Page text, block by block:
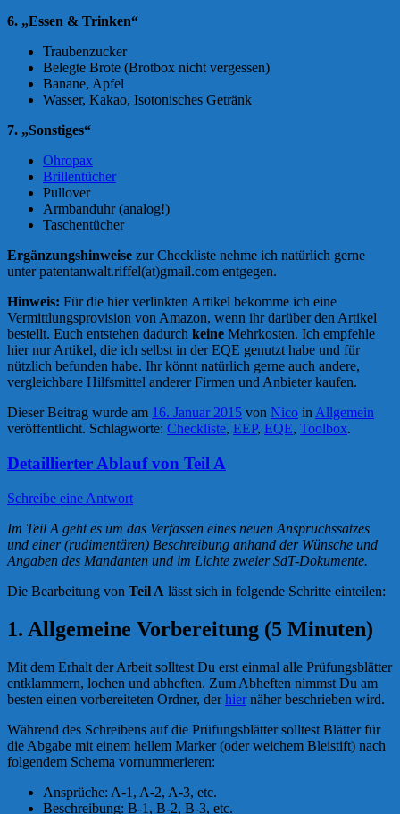
6. „Essen & Trinken“
Traubenzucker
Belegte Brote (Brotbox nicht vergessen)
Banane, Apfel
Wasser, Kakao, Isotonisches Getränk
7. „Sonstiges“
Ohropax
Brillentücher
Pullover
Armbanduhr (analog!)
Taschentücher
Ergänzungshinweise zur Checkliste nehme ich natürlich gerne
unter patentanwalt.riffel(at)gmail.com entgegen.
Hinweis: Für die hier verlinkten Artikel bekomme ich eine
Vermittlungsprovision von Amazon, wenn ihr darüber den Artikel
bestellt. Euch entstehen dadurch keine Mehrkosten. Ich empfehle
hier nur Artikel, die ich selbst in der EQE genutzt habe und für
nützlich befunden habe. Ihr könnt natürlich gerne auch andere,
vergleichbare Hilfsmittel anderer Firmen und Anbieter kaufen.
Dieser Beitrag wurde am 16. Januar 2015 von Nico in Allgemein
veröffentlicht. Schlagworte: Checkliste, EEP, EQE, Toolbox.
Detaillierter Ablauf von Teil A
Schreibe eine Antwort
Im Teil A geht es um das Verfassen eines neuen Anspruchssatzes
und einer (rudimentären) Beschreibung anhand der Wünsche und
Angaben des Mandanten und im Lichte zweier SdT-Dokumente.
Die Bearbeitung von Teil A lässt sich in folgende Schritte einteilen:
1. Allgemeine Vorbereitung (5 Minuten)
Mit dem Erhalt der Arbeit solltest Du erst einmal alle Prüfungsblätter
entklammern, lochen und abheften. Zum Abheften nimmst Du am
besten einen vorbereiteten Ordner, derhier näher beschrieben wird.
Während des Schreibens auf die Prüfungsblätter solltest Blätter für
die Abgabe mit einem hellem Marker (oder weichem Bleistift) nach
folgendem Schema vornummerieren:
Ansprüche: A-1, A-2, A-3, etc.
Beschreibung: B-1, B-2, B-3, etc.